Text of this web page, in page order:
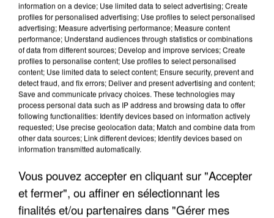
APRÈS TOUTES CES CANICULES, LES REFUGES
DE FAUNE SAUVAGE SONT...
information on a device; Use limited data to select advertising; Create
profiles for personalised advertising; Use profiles to select personalised
advertising; Measure advertising performance; Measure content
performance; Understand audiences through statistics or combinations
of data from different sources; Develop and improve services; Create
profiles to personalise content; Use profiles to select personalised
content; Use limited data to select content; Ensure security, prevent and
detect fraud, and fix errors; Deliver and present advertising and content;
Save and communicate privacy choices. These technologies may
process personal data such as IP address and browsing data to offer
following functionalities: Identify devices based on information actively
requested; Use precise geolocation data; Match and combine data from
other data sources; Link different devices; Identify devices based on
information transmitted automatically.
Vous pouvez accepter en cliquant sur "Accepter
et fermer", ou affiner en sélectionnant les
finalités et/ou partenaires dans "Gérer mes